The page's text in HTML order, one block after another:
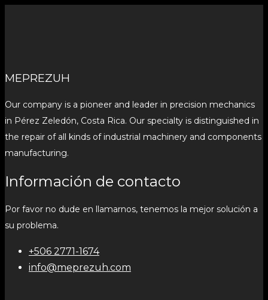
MEPREZUH
Our company is a pioneer and leader in precision mechanics
in Pérez Zeledón, Costa Rica. Our specialty is distinguished in
the repair of all kinds of industrial machinery and components
manufacturing.
Información de contacto
Por favor no dude en llamarnos, tenemos la mejor solución a
su problema.
+506 2771-1674
info@meprezuh.com